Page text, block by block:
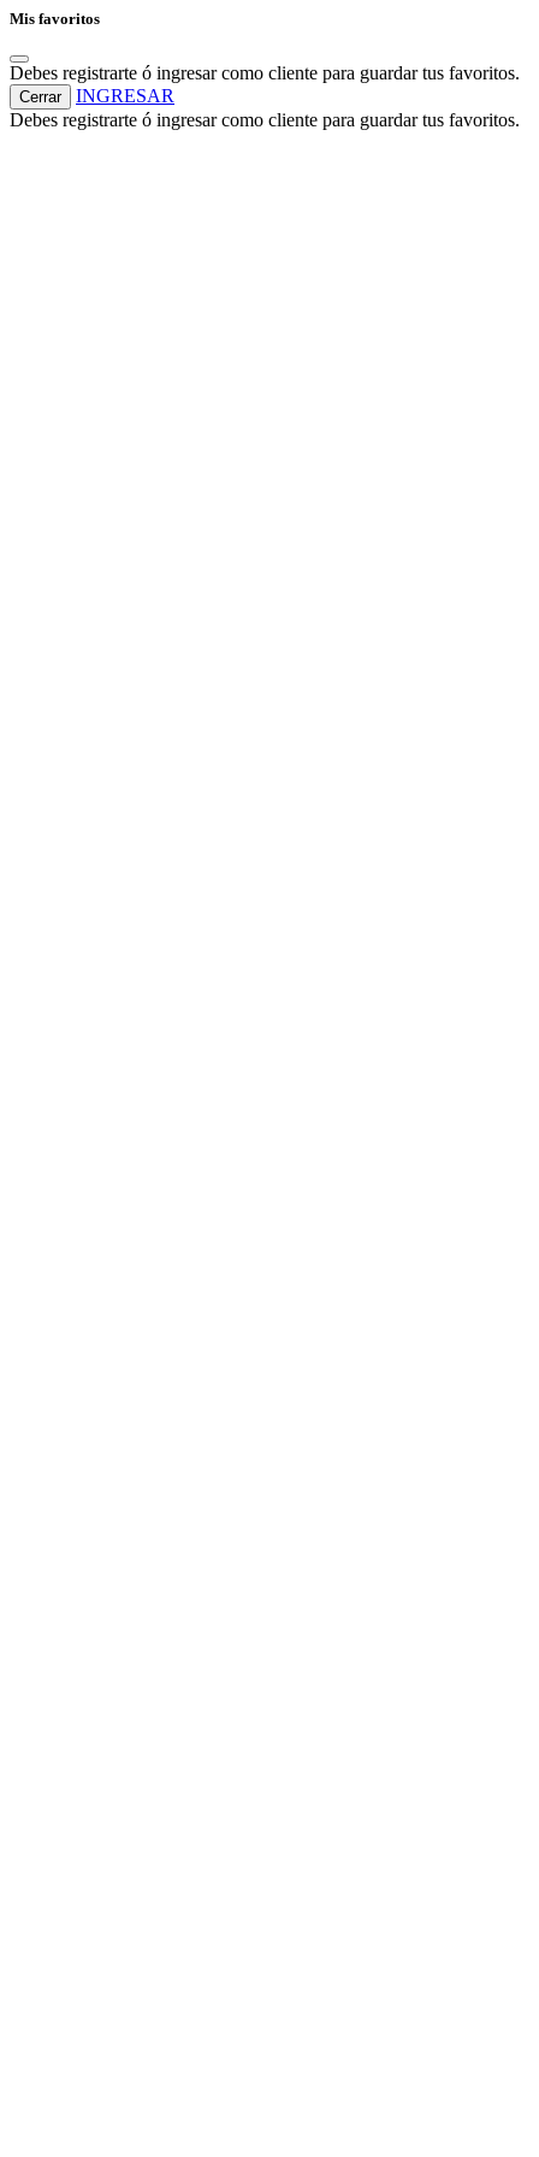
Mis favoritos
Debes registrarte ó ingresar como cliente para guardar tus favoritos.
Cerrar
INGRESAR
Debes registrarte ó ingresar como cliente para guardar tus favoritos.